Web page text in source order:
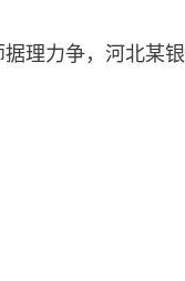
理力争，河北某